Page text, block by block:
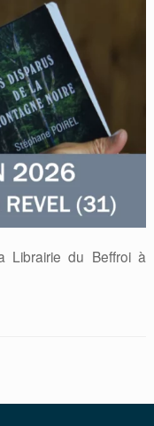
Librairie du Beffroi à